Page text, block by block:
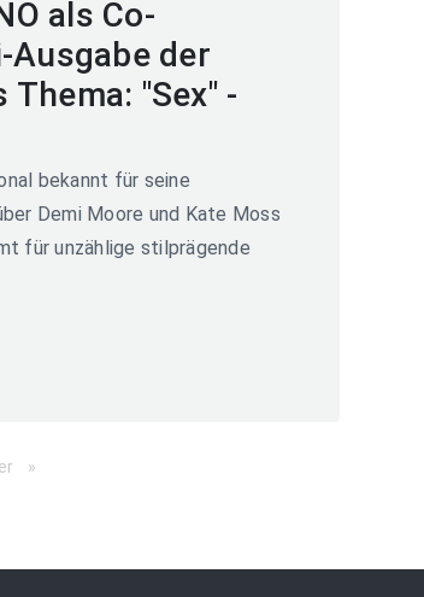
als Co-
der
Thema: "Sex" -
bekannt für seine
Demi Moore und Kate Moss
für unzählige stilprägende
page